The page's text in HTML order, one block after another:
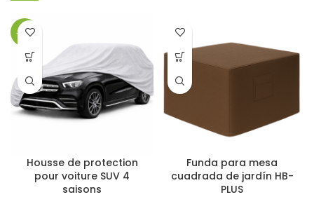
-34%
Housse de protection
pour voiture SUV 4
saisons
Funda para mesa
cuadrada de jardín HB-
PLUS